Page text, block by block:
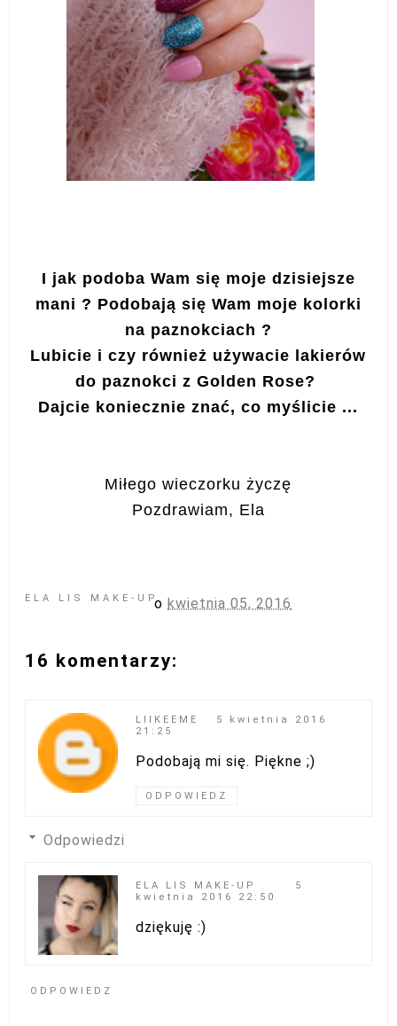
I jak podoba Wam się moje dzisiejsze
mani ? Podobają się Wam moje kolorki
na paznokciach ?
Lubicie i czy również używacie lakierów
do paznokci z Golden Rose?
Dajcie koniecznie znać, co myślicie ...
Miłego wieczorku życzę
Pozdrawiam, Ela
ELA LIS MAKE-UPokwietnia 05, 2016
16 komentarzy:
LIIKEEME
5 kwietnia 2016
21:25
Podobają mi się. Piękne ;)
ODPOWIEDZ
Odpowiedzi
ELA LIS MAKE-UP
5
kwietnia 2016 22:50
dziękuję :)
ODPOWIEDZ